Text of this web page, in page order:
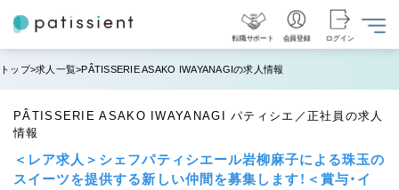
転職サポート 会員登録 ログイン
トップ 求人一覧 PÂTISSERIE ASAKO IWAYANAGIの求人情報
PÂTISSERIE ASAKO IWAYANAGI パティシエ／正社員の求人
情報
＜レア求人＞シェフパティシエール岩柳麻子による珠玉の
スイーツを提供する新しい仲間を募集します！＜賞与・イ